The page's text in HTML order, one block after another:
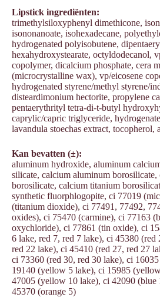
Lipstick ingrediënten:
trimethylsiloxyphenyl dimethicone,
isononanoate, isohexadecane,
hydrogenated polyisobutene,
hexahydroxystearate, octyldodecanol,
copolymer, dicalcium phosphate, cera
(microcrystalline wax), vp/eicosene
hydrogenated styrene/methyl styrene/
disteardimonium hectorite, propylene
pentaerythrityl tetra-di-t-butyl
caprylic/capric triglyceride,
lavandula stoechas extract, tocopherol,
Kan bevatten (±):
aluminum hydroxide, aluminum
silicate, calcium aluminum
borosilicate, calcium titanium
synthetic fluorphlogopite, ci 77019
(titanium dioxide), ci 77491, 77492,
oxides), ci 75470 (carmine), ci 77163
oxychloride), ci 77861 (tin oxide), ci
6 lake, red 7, red 7 lake), ci 45380 (red
red 22 lake), ci 45410 (red 27, red 27
ci 73360 (red 30, red 30 lake), ci
19140 (yellow 5 lake), ci 15985
47005 (yellow 10 lake), ci 42090 (blue
45370 (orange 5)